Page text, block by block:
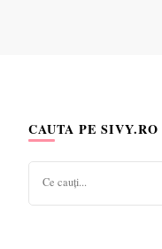
CAUTA PE SIVY.RO